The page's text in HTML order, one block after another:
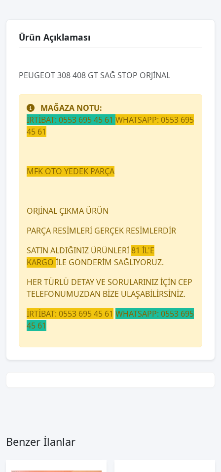
Ürün Açıklaması
PEUGEOT 308 408 GT SAĞ STOP ORJİNAL
MAĞAZA NOTU:
İRTİBAT: 0553 695 45 61 WHATSAPP: 0553 695
45 61
MFK OTO YEDEK PARÇA
ORJİNAL ÇIKMA ÜRÜN
PARÇA RESİMLERİ GERÇEK RESİMLERDİR
SATIN ALDIĞINIZ ÜRÜNLERİ 81 İL'E
KARGO İLE GÖNDERİM SAĞLIYORUZ.
HER TÜRLÜ DETAY VE SORULARINIZ İÇİN CEP
TELEFONUMUZDAN BİZE ULAŞABİLİRSİNİZ.
İRTİBAT: 0553 695 45 61 WHATSAPP: 0553 695
45 61
Benzer İlanlar